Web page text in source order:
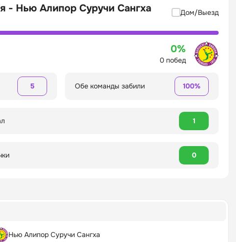
- Нью Алипор Суручи Сангха Дом/Выезд
0%
0 побед
5 Обе команды забили 100%
1
0
Нью Алипор Суручи Сангха